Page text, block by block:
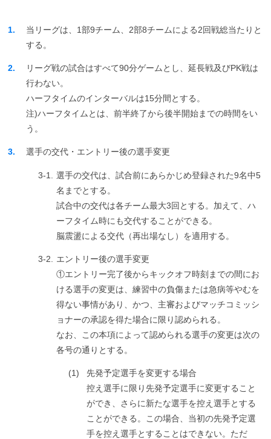
1.
当リーグは、1部9チーム、2部8チームによる2回戦総当たりと
する。
2.
リーグ戦の試合はすべて90分ゲームとし、延長戦及びPK戦は
行わない。
ハーフタイムのインターバルは15分間とする。
注)ハーフタイムとは、前半終了から後半開始までの時間をい
う。
3. 選手の交代・エントリー後の選手変更
3-1.
選手の交代は、試合前にあらかじめ登録された9名中5
名までとする。
試合中の交代は各チーム最大3回とする。加えて、ハ
ーフタイム時にも交代することができる。
脳震盪による交代（再出場なし）を適用する。
3-2.
エントリー後の選手変更
①エントリー完了後からキックオフ時刻までの間にお
ける選手の変更は、練習中の負傷または急病等やむを
得ない事情があり、かつ、主審およびマッチコミッシ
ョナーの承認を得た場合に限り認められる。
なお、この本項によって認められる選手の変更は次の
各号の通りとする。
(1)
先発予定選手を変更する場合
控え選手に限り先発予定選手に変更すること
ができ、さらに新たな選手を控え選手とする
ことができる。この場合、当初の先発予定選
手を控え選手とすることはできない。ただ